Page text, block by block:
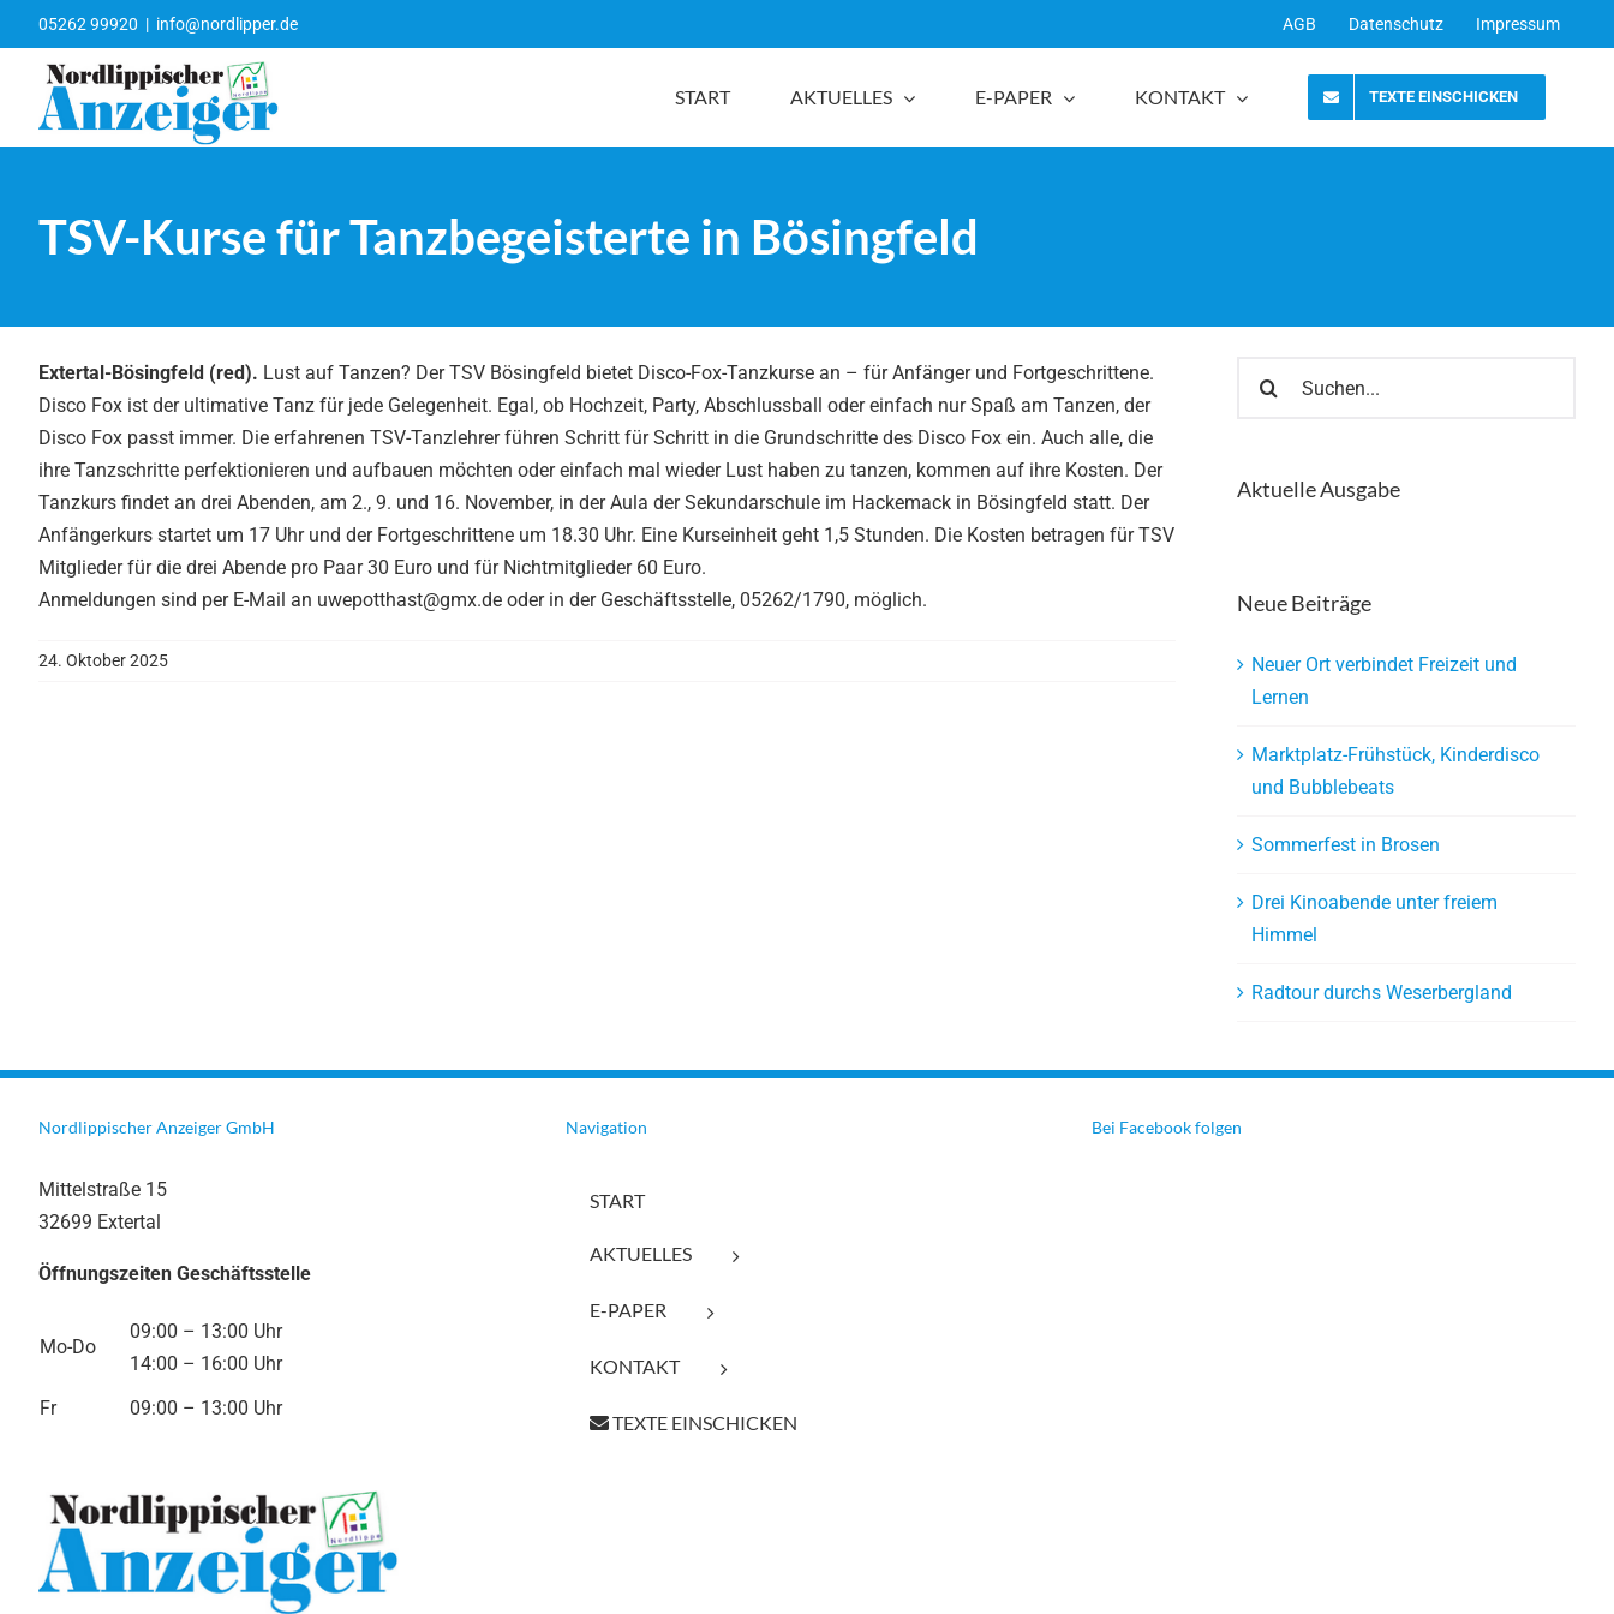
Inhalt
springen
05262 99920 | info@nordlipper.de AGB Datenschutz Impressum
START AKTUELLES E-PAPER KONTAKT TEXTE EINSCHICKEN
TSV-Kurse für Tanzbegeisterte in Bösingfeld
Extertal-Bösingfeld (red). Lust auf Tanzen? Der TSV Bösingfeld bietet Disco-Fox-Tanzkurse an – für Anfänger und Fortgeschrittene.
Disco Fox ist der ultimative Tanz für jede Gelegenheit. Egal, ob Hochzeit, Party, Abschlussball oder einfach nur Spaß am Tanzen, der
Disco Fox passt immer. Die erfahrenen TSV-Tanzlehrer führen Schritt für Schritt in die Grundschritte des Disco Fox ein. Auch alle, die
ihre Tanzschritte perfektionieren und aufbauen möchten oder einfach mal wieder Lust haben zu tanzen, kommen auf ihre Kosten. Der
Tanzkurs findet an drei Abenden, am 2., 9. und 16. November, in der Aula der Sekundarschule im Hackemack in Bösingfeld statt. Der
Anfängerkurs startet um 17 Uhr und der Fortgeschrittene um 18.30 Uhr. Eine Kurseinheit geht 1,5 Stunden. Die Kosten betragen für TSV
Mitglieder für die drei Abende pro Paar 30 Euro und für Nichtmitglieder 60 Euro.
Anmeldungen sind per E-Mail an uwepotthast@gmx.de oder in der Geschäftsstelle, 05262/1790, möglich.
24. Oktober 2025
nach:
Aktuelle Ausgabe
Neue Beiträge
Neuer Ort verbindet Freizeit und
Lernen
Marktplatz-Frühstück, Kinderdisco
und Bubblebeats
Sommerfest in Brosen
Drei Kinoabende unter freiem
Himmel
Radtour durchs Weserbergland
Nordlippischer Anzeiger GmbH
Mittelstraße 15
32699 Extertal
Öffnungszeiten Geschäftsstelle
Mo-Do
09:00 – 13:00 Uhr
14:00 – 16:00 Uhr
Fr
09:00 – 13:00 Uhr
Navigation
START
AKTUELLES
E-PAPER
KONTAKT
TEXTE EINSCHICKEN
Bei Facebook folgen